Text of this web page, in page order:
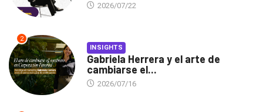
2026/07/22
2
INSIGHTS
Gabriela Herrera y el arte de
cambiarse el...
2026/07/16